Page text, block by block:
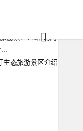
游景区介绍”的内
生态旅游景区介绍